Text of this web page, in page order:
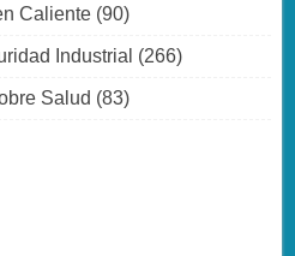
Caliente (90)
Industrial (266)
Salud (83)